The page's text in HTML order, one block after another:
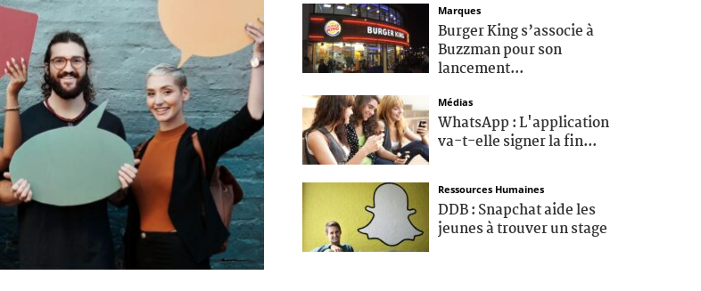
Marques
Burger King s’associe à
Buzzman pour son
lancement...
Médias
WhatsApp : L'application
va-t-elle signer la fin...
Ressources Humaines
DDB : Snapchat aide les
jeunes à trouver un stage